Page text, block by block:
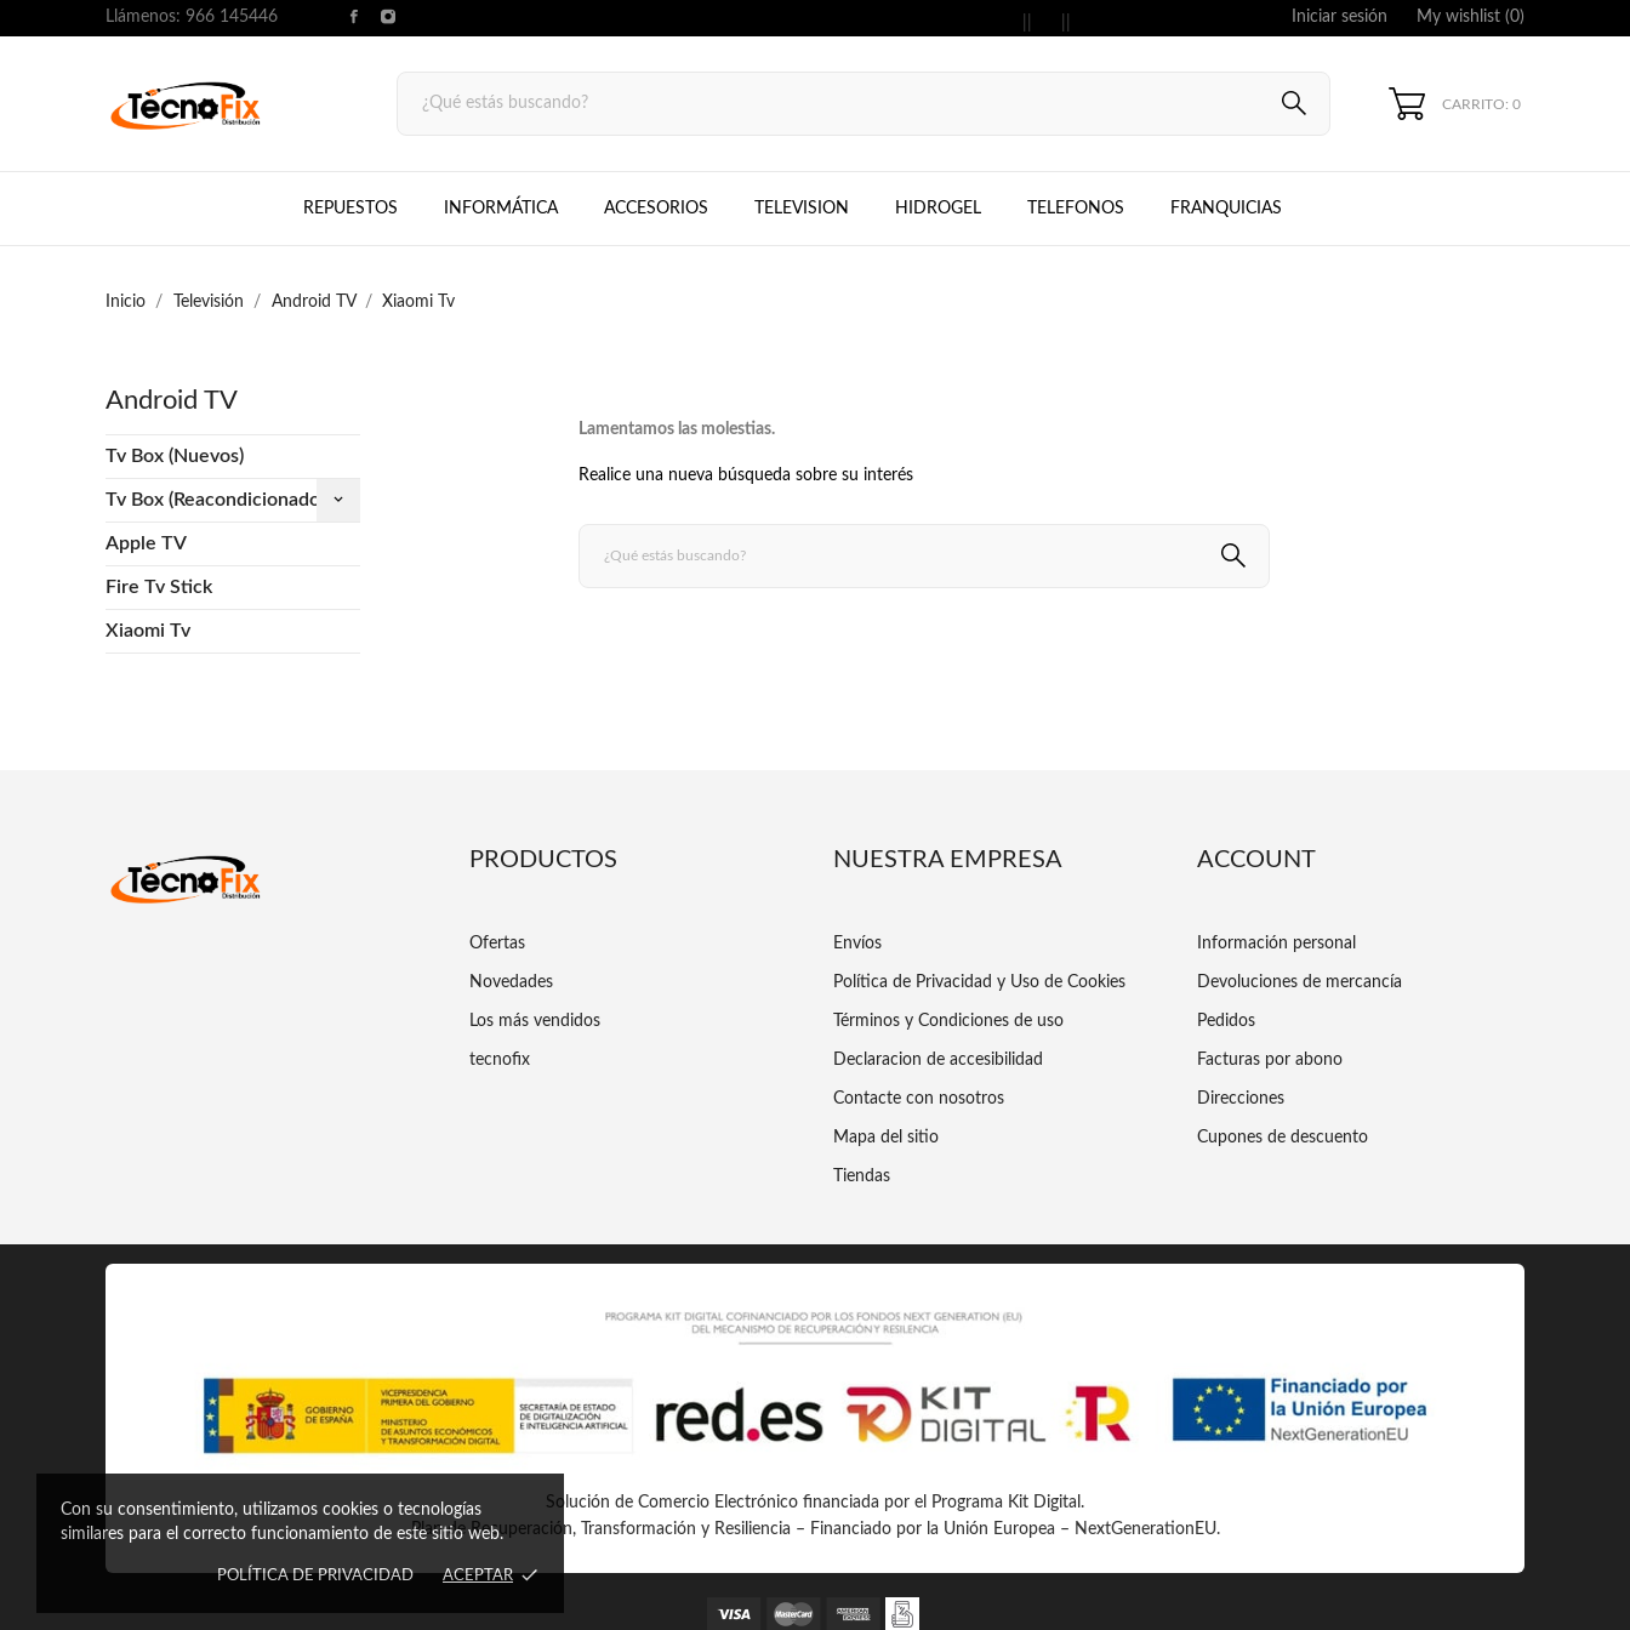
Con su consentimiento, utilizamos cookies o tecnologías
similares para el correcto funcionamiento de este sitio web.
POLÍTICA DE PRIVACIDAD ACEPTAR done
Llámenos: 966 145446 Iniciar sesión My wishlist (0)
CARRITO: 0
REPUESTOS INFORMÁTICA ACCESORIOS TELEVISION HIDROGEL TELEFONOS FRANQUICIAS
Inicio Televisión Android TV Xiaomi Tv
Android TV
Tv Box (Nuevos)
Tv Box (Reacondicionados) keyboard_arrow_down
Apple TV
Fire Tv Stick
Xiaomi Tv
Lamentamos las molestias.
Realice una nueva búsqueda sobre su interés
PRODUCTOS
Ofertas
Novedades
Los más vendidos
tecnofix
NUESTRA EMPRESA
Envíos
Política de Privacidad y Uso de Cookies
Términos y Condiciones de uso
Declaracion de accesibilidad
Contacte con nosotros
Mapa del sitio
Tiendas
ACCOUNT
Información personal
Devoluciones de mercancía
Pedidos
Facturas por abono
Direcciones
Cupones de descuento
Solución de Comercio Electrónico financiada por el Programa Kit Digital.
Plan de Recuperación, Transformación y Resiliencia – Financiado por la Unión Europea – NextGenerationEU.